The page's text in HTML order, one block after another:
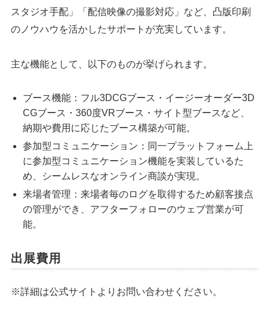
スタジオ手配」「配信映像の撮影対応」など、凸版印刷
のノウハウを活かしたサポートが充実しています。
主な機能として、以下のものが挙げられます。
ブース機能：フル3DCGブース・イージーオーダー3D
CGブース・360度VRブース・サイト型ブースなど、
納期や費用に応じたブース構築が可能。
参加型コミュニケーション：同一プラットフォーム上
に参加型コミュニケーション機能を実装しているた
め、シームレスなオンライン商談が実現。
来場者管理：来場者毎のログを取得するため顧客接点
の管理ができ、アフターフォローのウェブ営業が可
能。
出展費用
※詳細は公式サイトよりお問い合わせください。